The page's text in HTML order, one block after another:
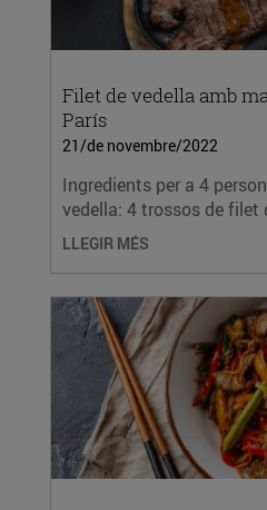
Filet de vedella amb
París
21/de novembre/2022
Ingredients per a 4
vedella: 4 trossos de filet
LLEGIR MÉS